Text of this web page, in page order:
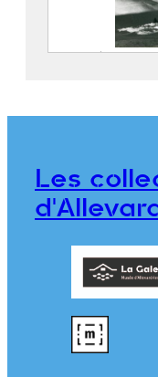
Vue
Les
d'Allevard